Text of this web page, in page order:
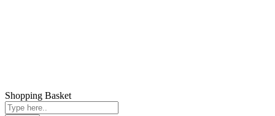
Verein
Satzung
Shopping Basket